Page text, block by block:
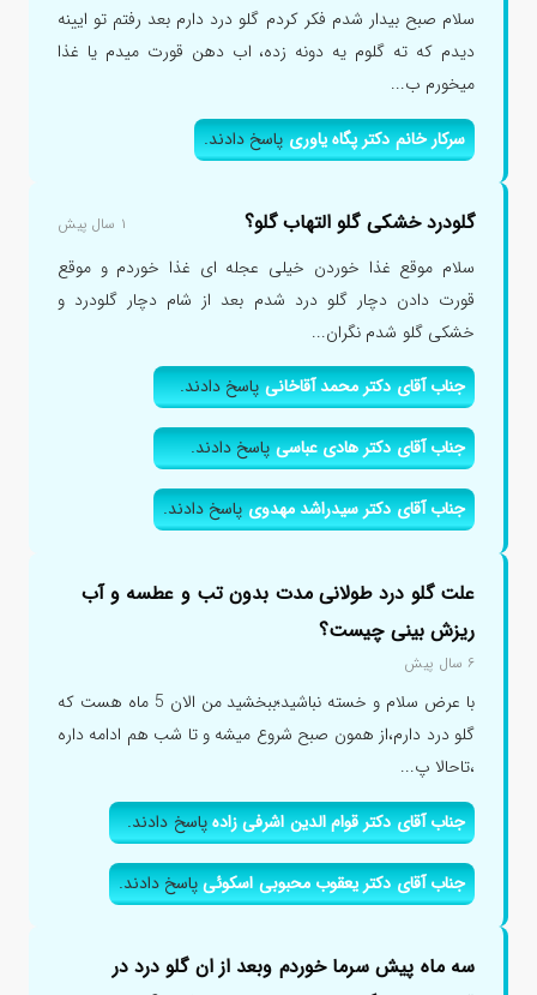
سلام صبح بیدار شدم فکر کردم گلو درد دارم بعد رفتم تو ایینه
دیدم که ته گلوم یه دونه زده، اب دهن قورت میدم یا غذا
میخورم ب...
سرکار خانم دکتر پگاه یاوریپاسخ دادند.
گلودرد خشکی گلو التهاب گلو؟ ۱ سال پیش
سلام موقع غذا خوردن خیلی عجله ای غذا خوردم و موقع
قورت دادن دچار گلو درد شدم بعد از شام دچار گلودرد و
خشکی گلو شدم نگران...
جناب آقای دکتر محمد آقاخانیپاسخ دادند.
جناب آقای دکتر هادی عباسیپاسخ دادند.
جناب آقای دکتر سیدراشد مهدویپاسخ دادند.
علت گلو درد طولانی مدت بدون تب و عطسه و آب
ریزش بینی چیست؟
۶ سال پیش
با عرض سلام و خسته نباشید؛ببخشید من الان 5 ماه هست که
گلو درد دارم،از همون صبح شروع میشه و تا شب هم ادامه داره
،تاحالا پ...
جناب آقای دکتر قوام الدین اشرفی زادهپاسخ دادند.
جناب آقای دکتر یعقوب محبوبی اسکوئیپاسخ دادند.
سه ماه پیش سرما خوردم وبعد از ان گلو درد در